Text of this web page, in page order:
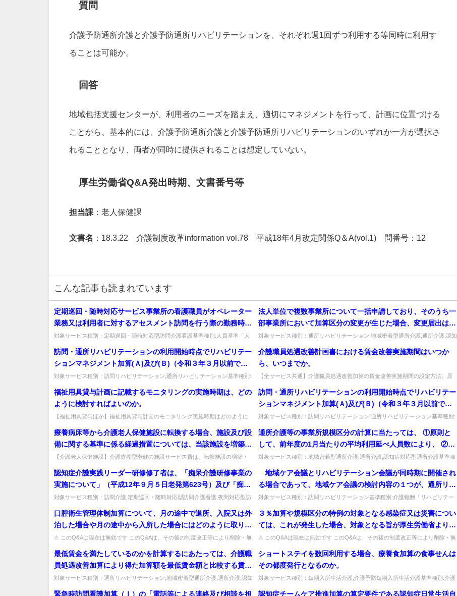
質問
介護予防通所介護と介護予防通所リハビリテーションを、それぞれ週1回ずつ利用する等同時に利用す
ることは可能か。
回答
地域包括支援センターが、利用者のニーズを踏まえ、適切にマネジメントを行って、計画に位置づける
ことから、基本的には、介護予防通所介護と介護予防通所リハビリテーションのいずれか一方が選択さ
れることとなり、両者が同時に提供されることは想定していない。
厚生労働省Q&A発出時期、文書番号等
担当課 ：老人保健課
文書名 ：18.3.22 介護制度改革information vol.78 平成18年4月改定関係Q＆A(vol.1) 問番号：12
こんな記事も読まれています
定期巡回・随時対応サービス事業所の看護職員がオペレーター
業務又は利用者に対するアセスメント訪問を行う際の勤務時間
は、常勤換算の際の勤務延時間数に算入することが可能か。
対象サービス種別：定期巡回・随時対応型訪問介護看護基準種別:人員基準「人
法人単位で複数事業所について一括申請しており、そのうち一
部事業所において加算区分の変更が生じた場合、変更届出は必
要か。
対象サービス種別：通所リハビリテーション,地域密着型通所介護,通所介護,認知
訪問・通所リハビリテーションの利用開始時点でリハビリテー
ションマネジメント加算(Ａ)及び(Ｂ)（令和３年３月以前では
リハビリテーションマネジメント加算(Ⅱ)以上）を算定してい
ない場合において、リハビリテーションマネジメント加算(Ａ)
及び(Ｂ)の算定を新たに開始することは可能か。
対象サービス種別：訪問リハビリテーション,通所リハビリテーション基準種別:
介護職員処遇改善計画書における賃金改善実施期間はいつか
ら、いつまでか。
【全サービス共通】介護職員処遇改善加算の賃金改善実施期間の設定方法。原
福祉用具貸与計画に記載するモニタリングの実施時期は、どの
ように検討すればよいのか。
【福祉用具貸与ほか】福祉用具貸与計画のモニタリング実施時期はどのように
訪問・通所リハビリテーションの利用開始時点でリハビリテー
ションマネジメント加算(Ａ)及び(Ｂ)（令和３年３月以前では
リハビリテーションマネジメント加算(Ⅱ)以上）を算定してい
ない場合において、リハビリテーションマネジメント加算(Ａ)
及び(Ｂ)の算定を新たに開始することは可能か。
対象サービス種別：訪問リハビリテーション,通所リハビリテーション基準種別:
療養病床等から介護老人保健施設に転換する場合、施設及び設
備に関する基準に係る経過措置については、当該施設を増築又
は改築した際にも適用される旨事務連絡が発出されているが、
この趣旨は介護療養型老人保健施設の施設サービス費の算定に
ついても同様か。
【介護老人保健施設】介護療養型老健の施設サービス費は、転換施設の増築・
通所介護等の事業所規模区分の計算に当たっては、 ①原則と
して、前年度の1月当たりの平均利用延べ人員数により、 ②例
外的に、前年度の実績が6月に満たない又は前年度から定員を
25％以上変更して事業を行う事業者においては、便宜上、利用
定員の90％に予定される1月当たりの営業日数を乗じて得た数
により、 事業所規模の区分を判断することとなる。 しかし、
②を利用することにより、年度末に定員規模を大幅に縮小し、
年度を越して当該年度の事業所規模が確定した後に定員を変更
前の規模に戻す等、事業所規模の実態を反映しない不適切な運
用が行われる可能性も考えられるが、その対応如何。
対象サービス種別：地域密着型通所介護,通所介護,認知症対応型通所介護基準種
認知症介護実践リーダー研修修了者は、「痴呆介護研修事業の
実施について」（平成12年９月５日老発第623号）及び「痴呆
介護研修事業の円滑な運営について」（平成12年10月25日老
計第43号）において規定する専門課程を修了した者も含むの
対象サービス種別：訪問介護,定期巡回・随時対応型訪問介護看護,夜間対応型訪
地域ケア会議とリハビリテーション会議が同時期に開催され
る場合であって、地域ケア会議の検討内容の１つが、通所リハ
ビリテーションの利用者に関する今後のリハビリテーションの
提供内容についての事項で、当該会議の出席者が当該利用者の
リハビリテーション会議の構成員と同様であり、リハビリテー
ションに関する専門的な見地から利用者の状況等に関する情報
を構成員と共有した場合、リハビリテーション会議を開催した
ものと考えてよいのか。
対象サービス種別：訪問リハビリテーション基準種別:介護報酬「リハビリテー
口腔衛生管理体制加算について、月の途中で退所、入院又は外
泊した場合や月の途中から入所した場合にはどのように取り扱
えばよいのか。
⚠ このQ&Aは現在は無効です このQ&Aは、その後の制度改正等により削除・無
３％加算や規模区分の特例の対象となる感染症又は災害につい
ては、これが発生した場合、対象となる旨が厚生労働省より事
務連絡で示されることとなっているが、対象となった後、同感
染症又は災害による３％加算や規模区分の特例が終了する場合
も事務連絡により示されるのか。
⚠ このQ&Aは現在は無効です このQ&Aは、その後の制度改正等により削除・無
最低賃金を満たしているのかを計算するにあたっては、介護職
員処遇改善加算により得た加算額を最低賃金額と比較する賃金
に含めることとなるのか。
対象サービス種別：通所リハビリテーション,地域密着型通所介護,通所介護,認知
ショートステイを数回利用する場合、療養食加算の食事せんは
その都度発行となるのか。
対象サービス種別：短期入所生活介護,介護予防短期入所生活介護基準種別:介護
緊急時訪問看護加算（Ⅰ）の「電話等による連絡及び相談を担 認知症チームケア推進加算の算定要件である認知症日常生活自